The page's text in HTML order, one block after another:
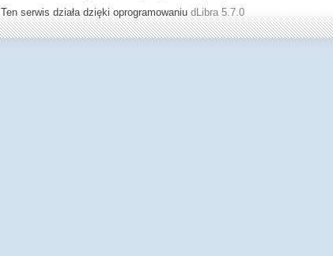
Ten serwis działa dzięki oprogramowaniu dLibra 5.7.0